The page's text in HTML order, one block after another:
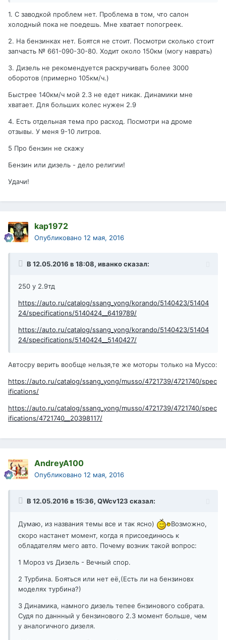
1. С заводкой проблем нет. Проблема в том, что салон
холодный пока не поедешь. Мне хватает попогреек.
2. На бензинках нет. Боятся не стоит. Посмотри сколько стоит
запчасть № 661-090-30-80. Ходит около 150км (могу наврать)
3. Дизель не рекомендуется раскручивать более 3000
оборотов (примерно 105км/ч.)
Быстрее 140км/ч мой 2.3 не едет никак. Динамики мне
хватает. Для больших колес нужен 2.9
4. Есть отдельная тема про расход. Посмотри на дроме
отзывы. У меня 9-10 литров.
5 Про бензин не скажу
Бензин или дизель - дело религии!
Удачи!
kap1972
Опубликовано 12 мая, 2016
В 12.05.2016 в 18:08, иванко сказал:
250 у 2.9тд
https://auto.ru/catalog/ssang_yong/korando/5140423/51404
24/specifications/5140424__6419789/
https://auto.ru/catalog/ssang_yong/korando/5140423/51404
24/specifications/5140424__5140427/
Автосру верить вообще нельзя,те же моторы только на Муссо:
https://auto.ru/catalog/ssang_yong/musso/4721739/4721740/spec
ifications/
https://auto.ru/catalog/ssang_yong/musso/4721739/4721740/spec
ifications/4721740__20398117/
AndreyA100
Опубликовано 12 мая, 2016
В 12.05.2016 в 15:36, QWcv123 сказал:
Думаю, из названия темы все и так ясно)
Возможно,
скоро настанет момент, когда я присоединюсь к
обладателям мего авто. Почему возник такой вопрос:
1 Мороз vs Дизель - Вечный спор.
2 Турбина. Бояться или нет её,(Есть ли на бензиновх
моделях турбина?)
3 Динамика, намного дизель тепее бнзинового собрата.
Судя по даннный у бензинового 2.3 момент больше, чем
у аналогичного дизеля.